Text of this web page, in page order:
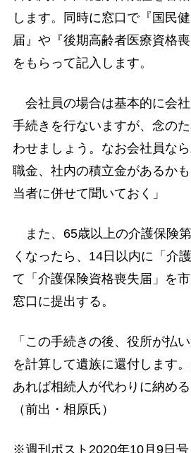
します。同時に窓口で『国民
届』や『後期高齢者医療資格
をもらって記入します。
会社員の場合は基本的に会
手続きを行ないますが、念の
わせましょう。なお会社員な
職金、社内の積立金があるか
当者に併せて聞いておく」
また、65歳以上の介護保険
くなったら、14日以内に「介
て「介護保険資格喪失届」を
窓口に提出する。
「この手続きの後、役所が払
を計算して遺族に還付します
あれば相続人が代わりに納める
（前出・相原氏）
※週刊ポスト2020年10月9日号